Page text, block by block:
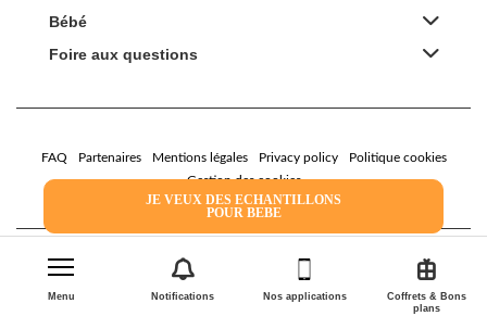
Coffrets & Bons
plans
Nos applications
Notifications
Menu
JE VEUX DES ECHANTILLONS
POUR BEBE
Bébé
Foire aux questions
FAQ Partenaires Mentions légales Privacy policy
Politique cookies
Gestion des cookies
2022 Family Service - la Boîte Rose